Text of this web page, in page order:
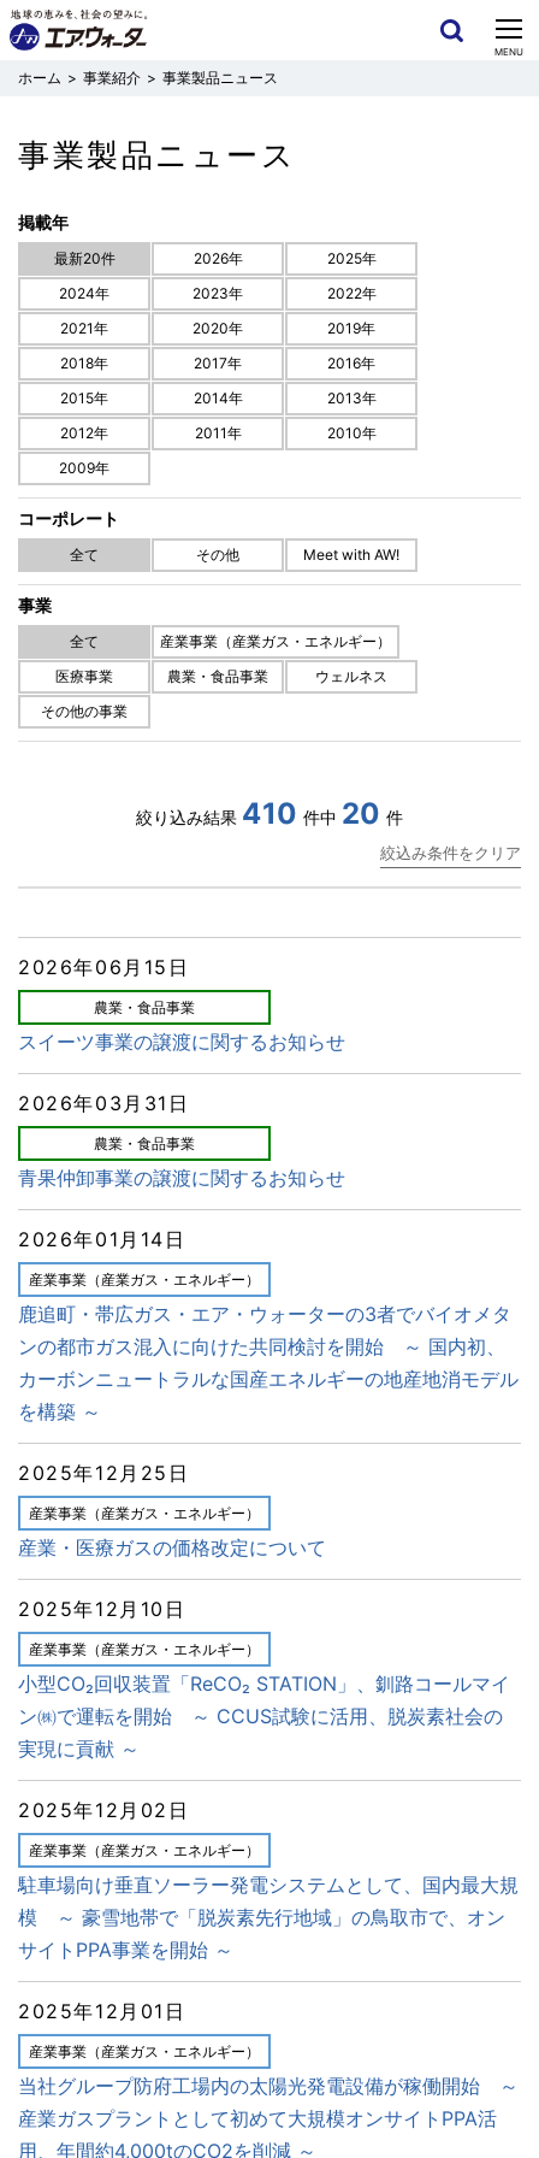
CLOSE
MENU
事業紹介 事業製品ニュース
事業製品ニュース
最新20件 2026年
2025年
2024年
2023年
2022年
2021年
2020年
2019年
2018年
2017年
2016年
2015年
2014年
2013年
2012年
2011年
2010年
2009年
コーポレート
全て その他 Meet with AW!
事業
全て
産業事業（産業ガス・エネルギー）
医療事業
農業・食品事業
ウェルネス
その他の事業
絞込み条件をクリア
絞り込み結果 410 件中 20 件
2026年06月15日
農業・食品事業
スイーツ事業の譲渡に関するお知らせ
2026年03月31日
農業・食品事業
青果仲卸事業の譲渡に関するお知らせ
2026年01月14日
産業事業（産業ガス・エネルギー）
鹿追町・帯広ガス・エア・ウォーターの3者でバイオメタ
ンの都市ガス混入に向けた共同検討を開始 ～ 国内初、
カーボンニュートラルな国産エネルギーの地産地消モデル
を構築 ～
2025年12月25日
産業事業（産業ガス・エネルギー）
産業・医療ガスの価格改定について
2025年12月10日
産業事業（産業ガス・エネルギー）
小型CO₂回収装置「ReCO₂ STATION」、釧路コールマイ
ン㈱で運転を開始 ～ CCUS試験に活用、脱炭素社会の
実現に貢献 ～
2025年12月02日
産業事業（産業ガス・エネルギー）
駐車場向け垂直ソーラー発電システムとして、国内最大規
模 ～ 豪雪地帯で「脱炭素先行地域」の鳥取市で、オン
サイトPPA事業を開始 ～
2025年12月01日
産業事業（産業ガス・エネルギー）
当社グループ防府工場内の太陽光発電設備が稼働開始 ～
産業ガスプラントとして初めて大規模オンサイトPPA活
用、年間約4,000tのCO2を削減 ～